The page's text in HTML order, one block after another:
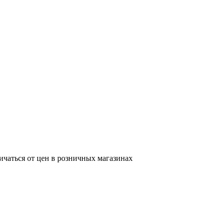
от цен в розничных магазинах